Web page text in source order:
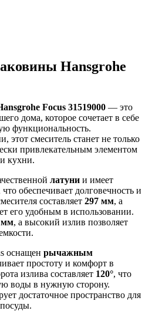
Hansgrohe
Focus 31519000 — это
дома, которое сочетает в себе
функциональность.
этот смеситель станет не только
привлекательным элементом
кухни.
латуни и имеет
обеспечивает долговечность и
составляет 297 мм, а
его удобным в использовании.
мм, а высокий излив позволяет
оснащен рычажным
простоту и комфорт в
излива составляет 120°, что
воды в нужную сторону.
достаточное пространство для